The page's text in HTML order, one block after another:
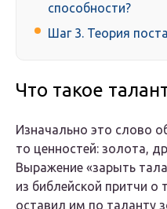
способности?
Шаг 3. Теория
Что такое
Изначально это слово
то ценностей: золота,
Выражение «зарыть
из библейской притчи о
оставил им по таланту